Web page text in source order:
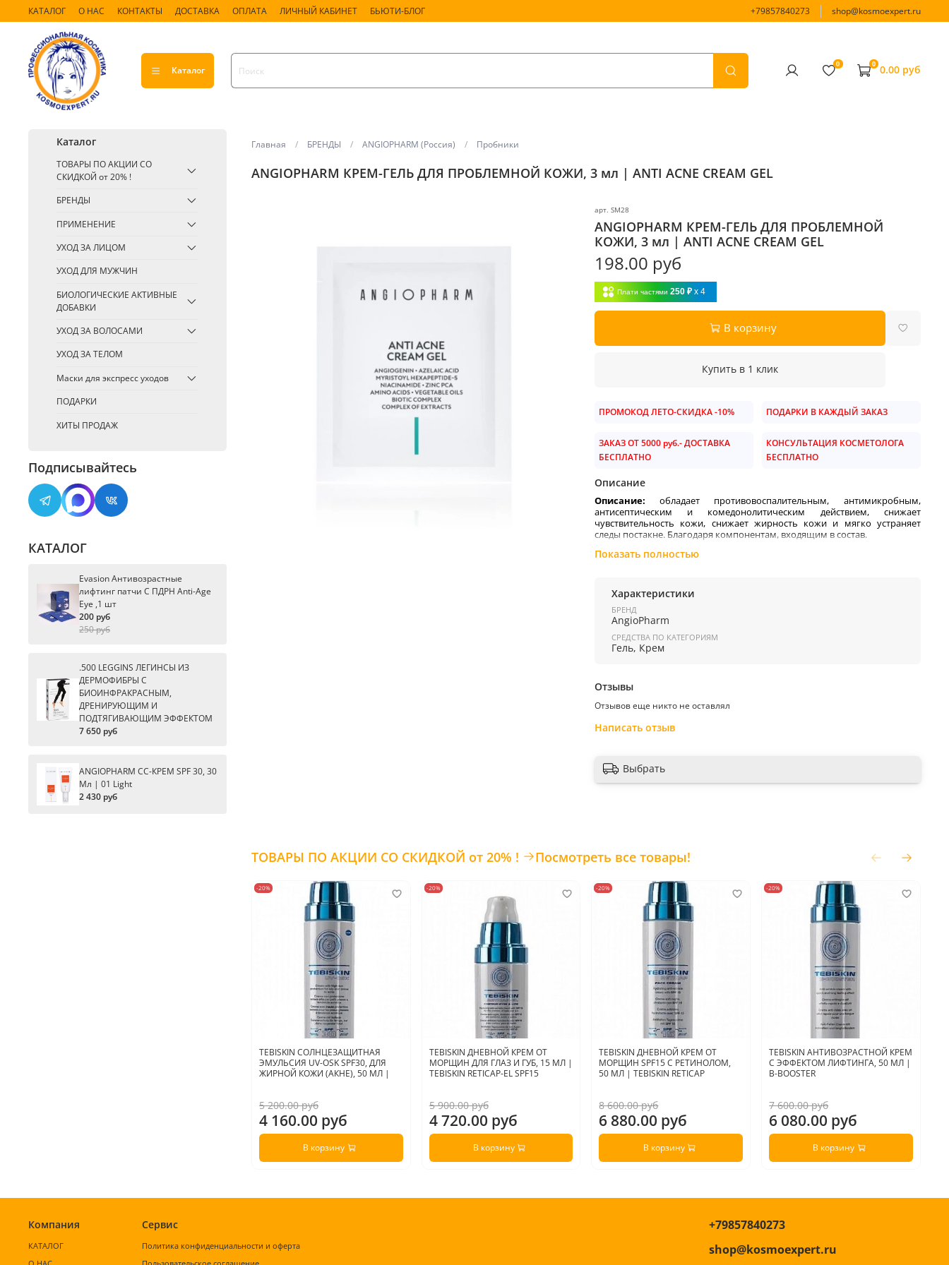
КАТАЛОГ О НАС КОНТАКТЫ ДОСТАВКА ОПЛАТА ЛИЧНЫЙ КАБИНЕТ БЬЮТИ-БЛОГ +79857840273 shop@kosmoexpert.ru
Каталог
0 0 0.00 руб
Главная БРЕНДЫ ANGIOPHARM (Россия) Пробники
ANGIOPHARM КРЕМ-ГЕЛЬ ДЛЯ ПРОБЛЕМНОЙ КОЖИ, 3 мл | ANTI ACNE CREAM GEL
арт. SM28
ANGIOPHARM КРЕМ-ГЕЛЬ ДЛЯ ПРОБЛЕМНОЙ
КОЖИ, 3 мл | ANTI ACNE CREAM GEL
198.00 руб
Плати частями 250 ₽ x 4
В корзину
Купить в 1 клик
ПРОМОКОД ЛЕТО-СКИДКА -10% ПОДАРКИ В КАЖДЫЙ ЗАКАЗ
ЗАКАЗ ОТ 5000 руб.- ДОСТАВКА
БЕСПЛАТНО
КОНСУЛЬТАЦИЯ КОСМЕТОЛОГА
БЕСПЛАТНО
Описание
Описание: обладает противовоспалительным, антимикробным,
антисептическим и комедонолитическим действием, снижает
чувствительность кожи, снижает жирность кожи и мягко устраняет
следы постакне. Благодаря компонентам, входящим в состав.
АКТИВНЫЕ КОМПОНЕНТЫ:
легкими пластифицирующими движениями, избегая область вокруг
Показать полностью
Характеристики
БРЕНД
AngioPharm
СРЕДСТВА ПО КАТЕГОРИЯМ
Гель, Крем
Отзывы
Отзывов еще никто не оставлял
Написать отзыв
Выбрать
ТОВАРЫ ПО АКЦИИ СО СКИДКОЙ от 20% ! Посмотреть все товары!
-20%
TEBISKIN СОЛНЦЕЗАЩИТНАЯ
ЭМУЛЬСИЯ UV-OSK SPF30, ДЛЯ
ЖИРНОЙ КОЖИ (АКНЕ), 50 МЛ |
5 200.00 руб
4 160.00 руб
В корзину
-20%
TEBISKIN ДНЕВНОЙ КРЕМ ОТ
МОРЩИН ДЛЯ ГЛАЗ И ГУБ, 15 МЛ |
TEBISKIN RETICAP-EL SPF15
5 900.00 руб
4 720.00 руб
В корзину
-20%
TEBISKIN ДНЕВНОЙ КРЕМ ОТ
МОРЩИН SPF15 С РЕТИНОЛОМ,
50 МЛ | TEBISKIN RETICAP
8 600.00 руб
6 880.00 руб
В корзину
-20%
TEBISKIN АНТИВОЗРАСТНОЙ КРЕМ
С ЭФФЕКТОМ ЛИФТИНГА, 50 МЛ |
B-BOOSTER
7 600.00 руб
6 080.00 руб
В корзину
Каталог
ТОВАРЫ ПО АКЦИИ СО
СКИДКОЙ от 20% !
БРЕНДЫ
ПРИМЕНЕНИЕ
УХОД ЗА ЛИЦОМ
УХОД ДЛЯ МУЖЧИН
БИОЛОГИЧЕСКИЕ АКТИВНЫЕ
ДОБАВКИ
УХОД ЗА ВОЛОСАМИ
УХОД ЗА ТЕЛОМ
Маски для экспресс уходов
ПОДАРКИ
ХИТЫ ПРОДАЖ
Подписывайтесь
КАТАЛОГ
Evasion Антивозрастные
лифтинг патчи С ПДРН Anti-Age
Eye ,1 шт
200 руб
250 руб
.500 LEGGINS ЛЕГИНСЫ ИЗ
ДЕРМОФИБРЫ С
БИОИНФРАКРАСНЫМ,
ДРЕНИРУЮЩИМ И
ПОДТЯГИВАЮЩИМ ЭФФЕКТОМ
7 650 руб
ANGIOPHARM CC-КРЕМ SPF 30, 30
Мл | 01 Light
2 430 руб
Компания
КАТАЛОГ
Сервис
Политика конфиденциальности и оферта
+79857840273
shop@kosmoexpert.ru